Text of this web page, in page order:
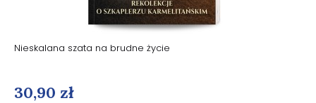
Nieskalana szata na brudne życie
30,90 zł